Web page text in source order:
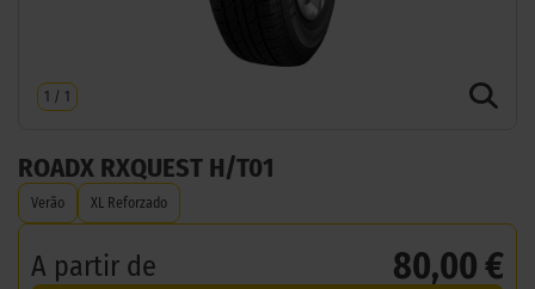
1 / 1
ROADX RXQUEST H/T01
Verão XL Reforzado
A partir de 80,00 €